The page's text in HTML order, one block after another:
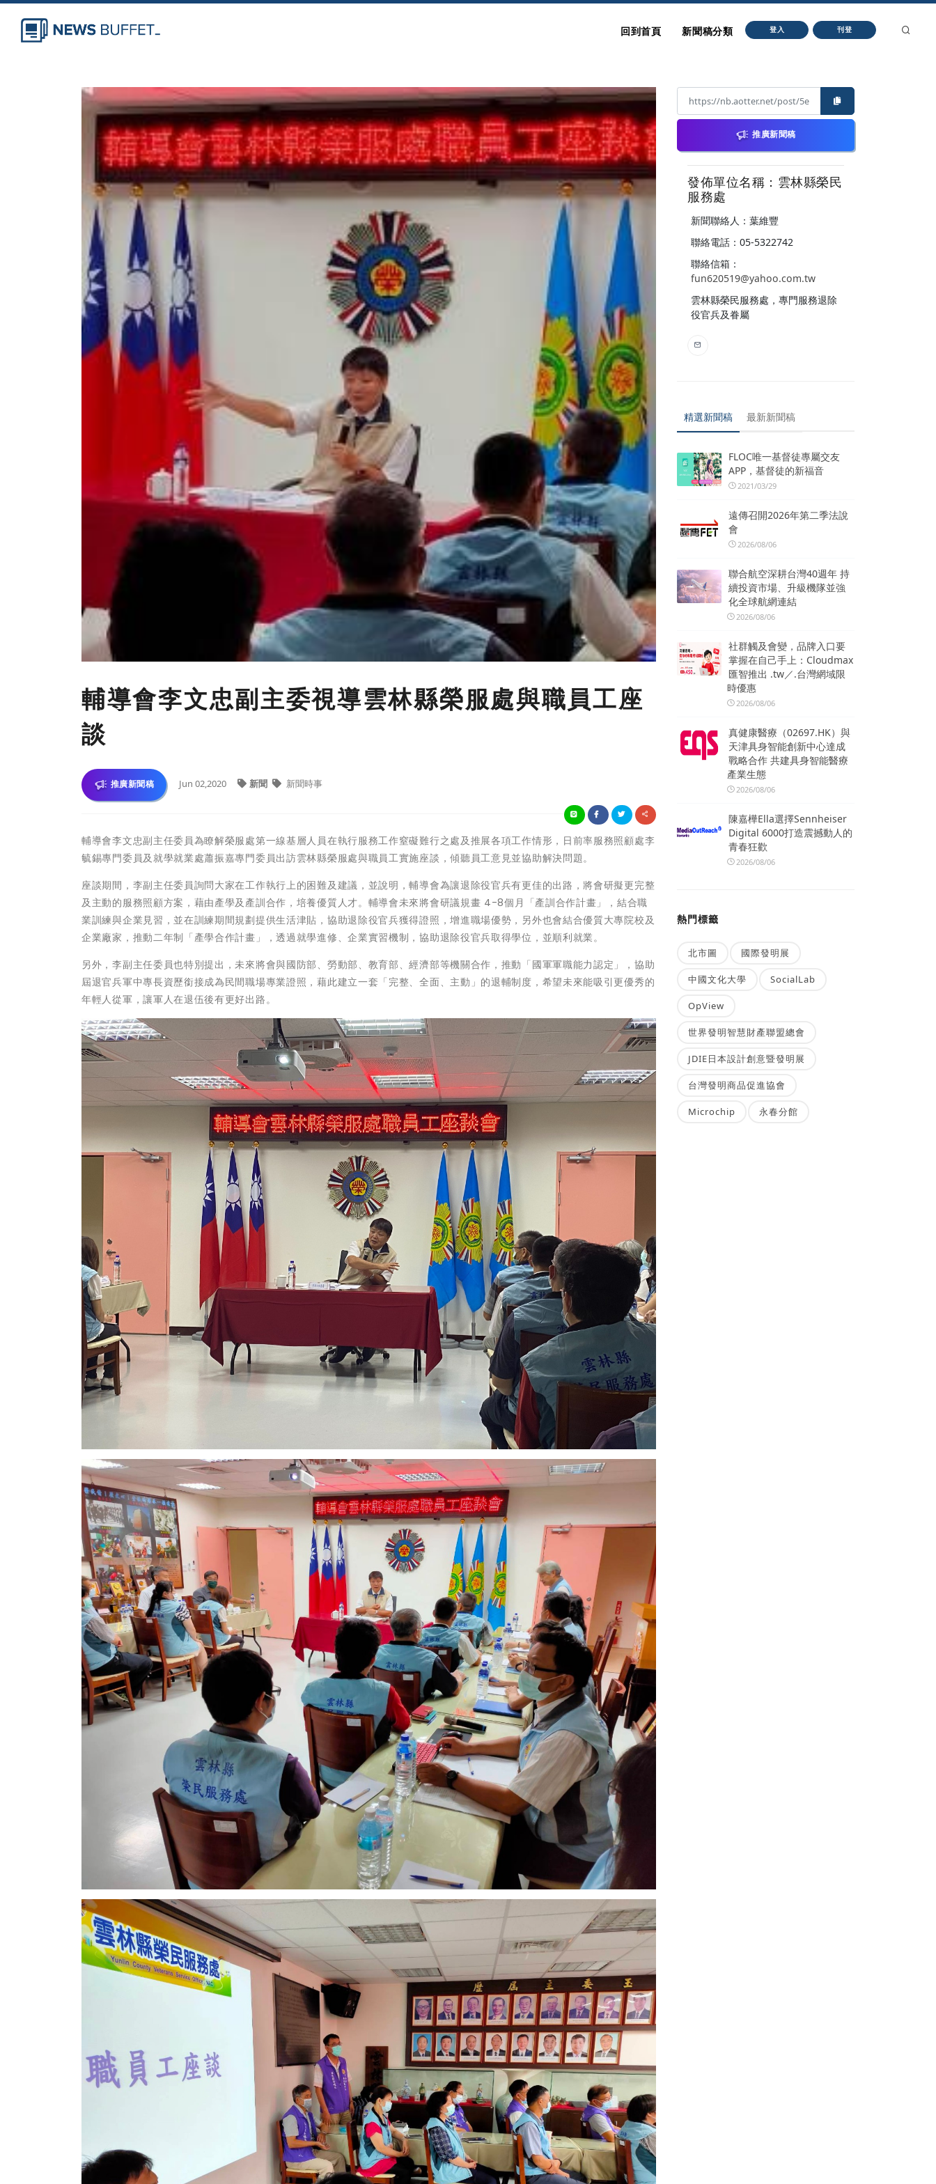
回到首頁 新聞稿分類 登入 刊登
輔導會李文忠副主委視導雲林縣榮服處與職員工座
談
推廣新聞稿 Jun 02,2020 新聞 新聞時事
輔導會李文忠副主任委員為瞭解榮服處第一線基層人員在執行服務工作窒礙難行之處及推展各項工作情形，日前率服務照顧處李
毓錫專門委員及就學就業處蕭振嘉專門委員出訪雲林縣榮服處與職員工實施座談，傾聽員工意見並協助解決問題。
座談期間，李副主任委員詢問大家在工作執行上的困難及建議，並說明，輔導會為讓退除役官兵有更佳的出路，將會研擬更完整
及主動的服務照顧方案，藉由產學及產訓合作，培養優質人才。輔導會未來將會研議規畫 4-8個月「產訓合作計畫」，結合職
業訓練與企業見習，並在訓練期間規劃提供生活津貼，協助退除役官兵獲得證照，增進職場優勢，另外也會結合優質大專院校及
企業廠家，推動二年制「產學合作計畫」，透過就學進修、企業實習機制，協助退除役官兵取得學位，並順利就業。
另外，李副主任委員也特別提出，未來將會與國防部、勞動部、教育部、經濟部等機關合作，推動「國軍軍職能力認定」，協助
屆退官兵軍中專長資歷銜接成為民間職場專業證照，藉此建立一套「完整、全面、主動」的退輔制度，希望未來能吸引更優秀的
年輕人從軍，讓軍人在退伍後有更好出路。
推廣新聞稿
發佈單位名稱：雲林縣榮民
服務處
新聞聯絡人：葉維豐
聯絡電話：05-5322742
聯絡信箱：
fun620519@yahoo.com.tw
雲林縣榮民服務處，專門服務退除
役官兵及眷屬
精選新聞稿 最新新聞稿
FLOC唯一基督徒專屬交友
APP，基督徒的新福音
2021/03/29
遠傳召開2026年第二季法說
會
2026/08/06
聯合航空深耕台灣40週年 持
續投資市場、升級機隊並強
化全球航網連結
2026/08/06
社群觸及會變，品牌入口要
掌握在自己手上：Cloudmax
匯智推出 .tw／.台灣網域限
時優惠
2026/08/06
真健康醫療（02697.HK）與
天津具身智能創新中心達成
戰略合作 共建具身智能醫療
產業生態
2026/08/06
陳嘉樺Ella選擇Sennheiser
Digital 6000打造震撼動人的
青春狂歡
2026/08/06
熱門標籤
北市圖 國際發明展
中國文化大學 SocialLab
OpView
世界發明智慧財產聯盟總會
JDIE日本設計創意暨發明展
台灣發明商品促進協會
Microchip 永春分館